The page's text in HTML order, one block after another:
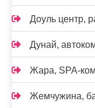
Доуль центр,
Дунай,
Жара, SPA-
Жемчужина,